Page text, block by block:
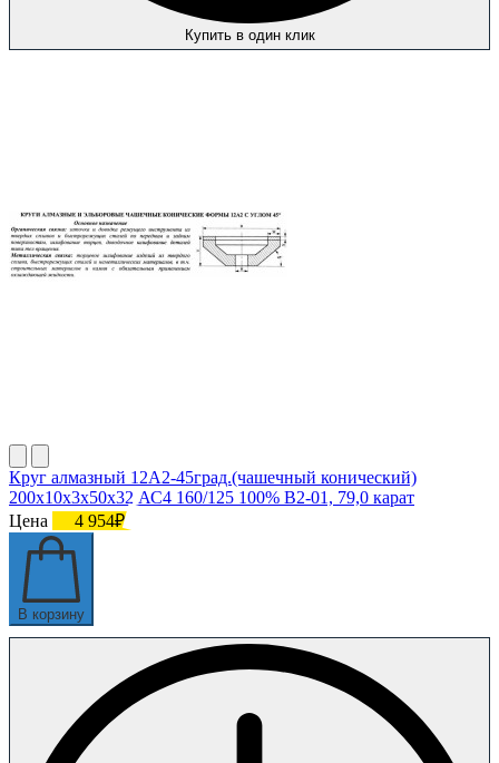
Купить в один клик
Круг алмазный 12А2-45град.(чашечный конический)
200х10х3х50х32 АС4 160/125 100% В2-01, 79,0 карат
Цена
4 954₽
В корзину